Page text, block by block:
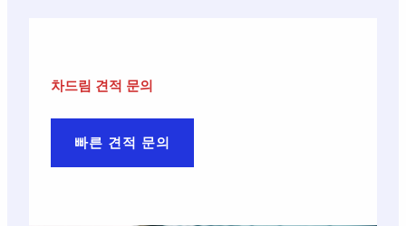
차드림 견적 문의
빠른 견적 문의